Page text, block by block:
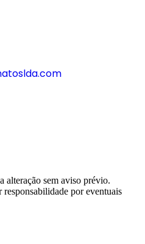
alteração sem aviso prévio.
por eventuais